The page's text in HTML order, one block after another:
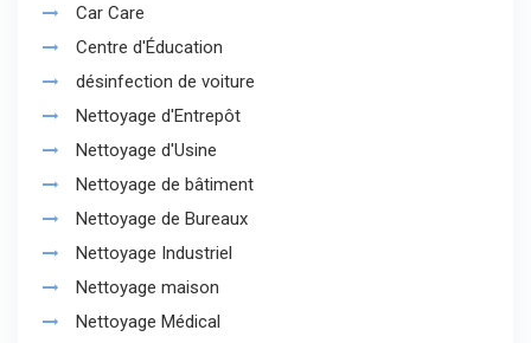
Car Care
Centre d'Éducation
désinfection de voiture
Nettoyage d'Entrepôt
Nettoyage d'Usine
Nettoyage de bâtiment
Nettoyage de Bureaux
Nettoyage Industriel
Nettoyage maison
Nettoyage Médical